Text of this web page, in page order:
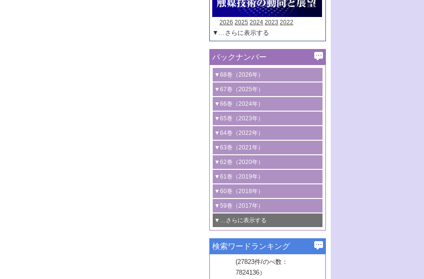
2026 2025 2024 2023 2022
▼…さらに表示する
バックナンバー
▼68巻（2026年）
1号 過酸化水素合成に関する研究動向
2号 コンピューター技術により加速する
触媒開発
3号 有機分子変換やCO 資源化のための
光触媒に関する最近の研究
B号 第137回触媒討論会（2026年）
▼67巻（2025年）
1号 CO
水素化によるグリーン燃料/グリ
ーンケミカル製造
2号 水素製造のための水分解技術に関す
る最近の研究
3号 オレフィン系樹脂の精密合成に関す
る最新技術
4号 アルコール類の効率的変換を実現す
る非貴金属触媒の研究動向
5号 ゼオライトの合成と応用における研
究動向
6号 ヘテロ接合界面
B号 第135回触媒討論会（2025年）
▼66巻（2024年）
1号 低次元ナノ構造を有する触媒材料
2号 規制反応場を活用した固体触媒研究
の新展開
3号 未踏分子変換を目指した酸化触媒プ
ロセスの最前線
4号 シンクロトロン放射光および中性子
線を利用した触媒解析技術の最先端
5号 単原子触媒
6号 参照触媒委員会からのお知らせ
B号 第133回触媒討論会（2023年）
▼65巻（2023年）
1号 炭素が関わる触媒機能
2号 プラスチックケミカルリサイクルの
ための触媒技術
3号 非酸化物系金属化合物を基盤とした
触媒材料の開発
4号 格子酸素・格子酸素欠陥を利用した
触媒反応
5号 生体触媒によるエネルギー変換反応
6号 窒素とリンの循環のための触媒・機
能性材料
▼64巻（2022年）
1号 合成ガス製造とCOを用いるケミカル
ズ合成の最新動向
2号 化学品合成のための合金触媒開発
3号 CO の排出削減および有効活用のた
めの触媒技術
4号 若手による情報発信企画～とびたて
若き触媒の研究者たち～（1）
若き触媒の研究者たち～（2）
6号 石油のノーブル・ユースを志向した
触媒技術
▼63巻（2021年）
1号 金触媒の新展開
2号 ペロブスカイト
3号 特殊反応場を利用した触媒的分子変
換反応
4号 多孔質材料を用いた触媒の新展開
5号 情報学的手法を用いた触媒開発
6号 カーボンニュートラルに向けた電解
技術
B号 第127回触媒討論会（2021年・オン
ライン開催(Zoom)のみ）
▼62巻（2020年）
1号 触媒設計を拓く欠陥構造のキャラク
タリゼーション
2号 機能化学品製造に資するクリーンな
触媒的酸化反応
3号 水処理のための触媒化学
4号 光触媒を用いた水分解の最新の研究
動向
5号 次世代の触媒プロセスを支えるマイ
▼61巻（2019年）
1号 物質移動制御に着目した触媒プロセ
ス開発
2号 CO2 フリー水素サプライチェーンに
関わる触媒開発動向
3号 精密高分子合成に関する最近の研究
動向
4号 バイオマス化成品製造のための触媒
▼60巻（2018年）
1号 固体酸触媒の最新の研究動向
2号 二酸化炭素からの有用化学品合成
3号 ナノ粒子・クラスター触媒の最前線
4号 60周年記念企画
5号 進化するゼオライト合成技術
6号 非貴金属系触媒における電気化学的
▼59巻（2017年）
1号 いたるところに，触媒
最先端技術
3号 無機分離膜材料の開発と触媒反応プ
ロセスへの適用
▼…さらに表示する
1号 ユニークな構造の高分子を生み出す触
2号 リグニンからの化成品製造に向けた触
▼57巻（2015年）
1号 水素キャリアにかかわる触媒技術の新
▼56巻（2014年）
検索ワードランキング
(27823件/のべ数：
7824136）